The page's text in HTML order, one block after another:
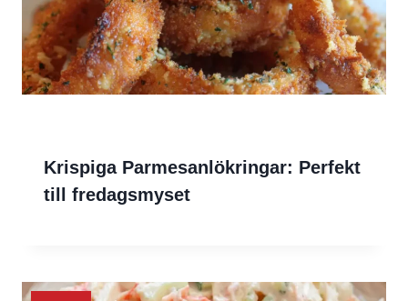
Krispiga Parmesanlökringar: Perfekt
till fredagsmyset